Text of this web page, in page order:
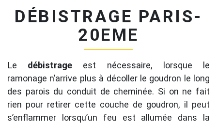
DÉBISTRAGE PARIS-
20EME
Le débistrage est nécessaire, lorsque le
ramonage n’arrive plus à décoller le goudron le long
des parois du conduit de cheminée. Si on ne fait
rien pour retirer cette couche de goudron, il peut
s’enflammer lorsqu’un feu est allumée dans la